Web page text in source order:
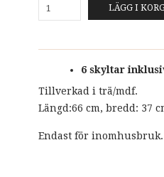
LÄGG I
6 skyltar
Tillverkad i trä/mdf.
Längd:66 cm, bredd: 37
Endast för inomhusbruk.